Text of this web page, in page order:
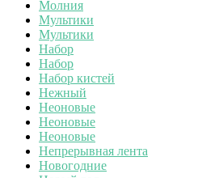
Молния
Мультики
Мультики
Набор
Набор
Набор кистей
Нежный
Неоновые
Неоновые
Неоновые
Непрерывная лента
Новогодние